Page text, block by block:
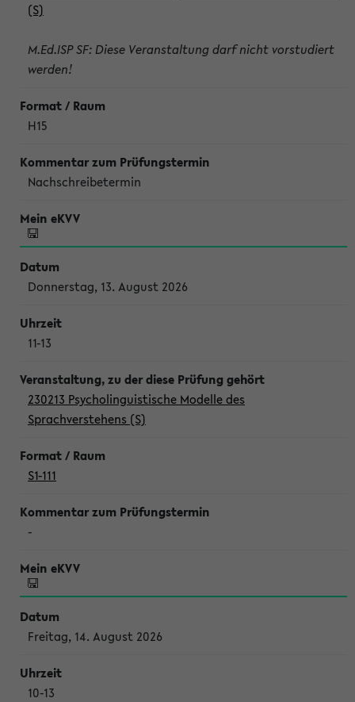
(S)
M.Ed.ISP SF: Diese Veranstaltung darf nicht vorstudiert
werden!
H15
Nachschreibetermin
Donnerstag, 13. August 2026
11-13
230213 Psycholinguistische Modelle des
Sprachverstehens (S)
S1-111
-
Freitag, 14. August 2026
10-13